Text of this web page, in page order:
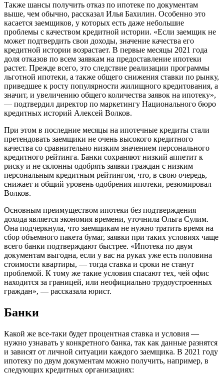
Также шансы получить отказ по ипотеке по документам
выше, чем обычно, рассказал Илья Бахилин. Особенно это
касается заемщиков, у которых есть даже небольшие
проблемы с качеством кредитной истории. «Если заемщик не
может подтвердить свои доходы, значение качества его
кредитной истории возрастает. В первые месяцы 2021 года
доля отказов по всем заявкам на предоставление ипотеки
растет. Прежде всего, это следствие реализации программы
льготной ипотеки, а также общего снижения ставки по рынку,
приведшее к росту популярности жилищного кредитования, а
значит, и увеличению общего количества заявок на ипотеку»,
— подтвердил директор по маркетингу Национального бюро
кредитных историй Алексей Волков.
При этом в последние месяцы на ипотечные кредиты стали
претендовать заемщики не очень высокого кредитного
качества со сравнительно низким значением персонального
кредитного рейтинга. Банки сохраняют низкий аппетит к
риску и не склонны одобрять заявки граждан с низким
персональным кредитным рейтингом, что, в свою очередь,
снижает и общий уровень одобрения ипотеки, резюмировал
Волков.
Основным преимуществом ипотеки без подтверждения
дохода является экономия времени, уточнила Ольга Сулим.
Она подчеркнула, что заемщикам не нужно тратить время на
сбор объемного пакета бумаг, заявки при таких условиях чаще
всего банки подтверждают быстрее. «Ипотека по двум
документам выгодна, если у вас на руках уже есть половина
стоимости квартиры, — тогда ставка и сроки не станут
проблемой. К тому же такие условия спасают тех, чей офис
находится за границей, или неофициально трудоустроенных
граждан», — рассказала юрист.
Банки
Какой же все-таки будет процентная ставка и условия —
нужно узнавать у конкретного банка, так как данные разнятся
и зависят от личной ситуации каждого заемщика. В 2021 году
ипотеку по двум документам можно получить, например, в
следующих кредитных организациях: